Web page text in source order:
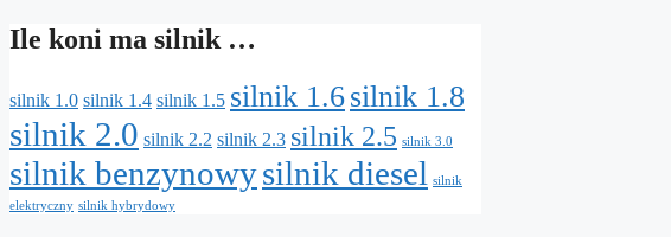
Ile koni ma silnik …
silnik 1.0 silnik 1.4 silnik 1.5 silnik 1.6silnik 1.8
silnik 2.0 silnik 2.2 silnik 2.3 silnik 2.5 silnik 3.0
silnik benzynowysilnik diesel silnik
elektryczny silnik hybrydowy